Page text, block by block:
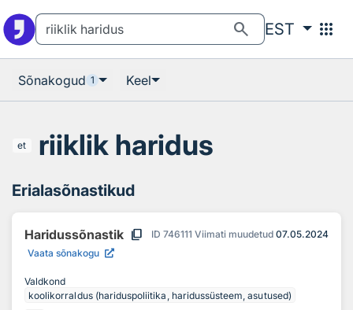
search EST apps
Sõnakogud 1 Keel
et riiklik haridus
Erialasõnastikud
Haridussõnastik content_copy ID 746111 Viimati muudetud 07.05.2024
Vaata sõnakogu
Valdkond
koolikorraldus (hariduspoliitika, haridussüsteem, asutused)